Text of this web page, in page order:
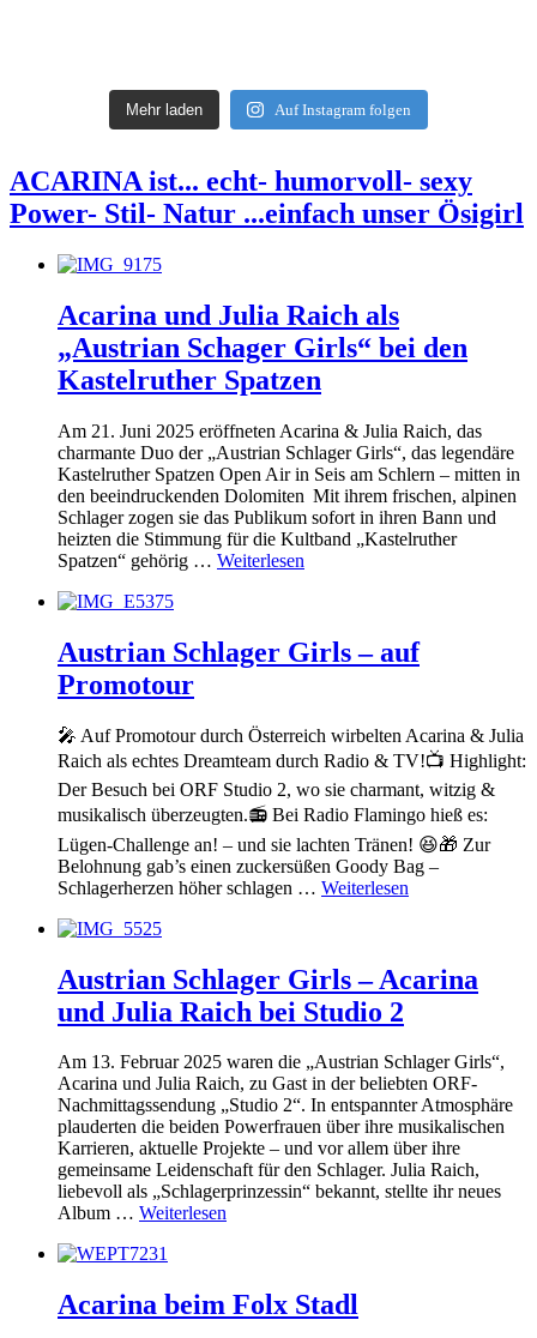
Mehr laden Auf Instagram folgen
ACARINA ist... echt- humorvoll- sexy
Power- Stil- Natur ...einfach unser Ösigirl
Acarina und Julia Raich als
„Austrian Schager Girls“ bei den
Kastelruther Spatzen
Am 21. Juni 2025 eröffneten Acarina & Julia Raich, das
charmante Duo der „Austrian Schlager Girls“, das legendäre
Kastelruther Spatzen Open Air in Seis am Schlern – mitten in
den beeindruckenden Dolomiten Mit ihrem frischen, alpinen
Schlager zogen sie das Publikum sofort in ihren Bann und
heizten die Stimmung für die Kultband „Kastelruther
Spatzen“ gehörig … Weiterlesen
Austrian Schlager Girls – auf
Promotour
🎤 Auf Promotour durch Österreich wirbelten Acarina & Julia
Raich als echtes Dreamteam durch Radio & TV!📺 Highlight:
Der Besuch bei ORF Studio 2, wo sie charmant, witzig &
musikalisch überzeugten.📻 Bei Radio Flamingo hieß es:
Lügen-Challenge an! – und sie lachten Tränen! 😆🎁 Zur
Belohnung gab’s einen zuckersüßen Goody Bag –
Schlagerherzen höher schlagen … Weiterlesen
Austrian Schlager Girls – Acarina
und Julia Raich bei Studio 2
Am 13. Februar 2025 waren die „Austrian Schlager Girls“,
Acarina und Julia Raich, zu Gast in der beliebten ORF-
Nachmittagssendung „Studio 2“. In entspannter Atmosphäre
plauderten die beiden Powerfrauen über ihre musikalischen
Karrieren, aktuelle Projekte – und vor allem über ihre
gemeinsame Leidenschaft für den Schlager. Julia Raich,
liebevoll als „Schlagerprinzessin“ bekannt, stellte ihr neues
Album … Weiterlesen
Acarina beim Folx Stadl